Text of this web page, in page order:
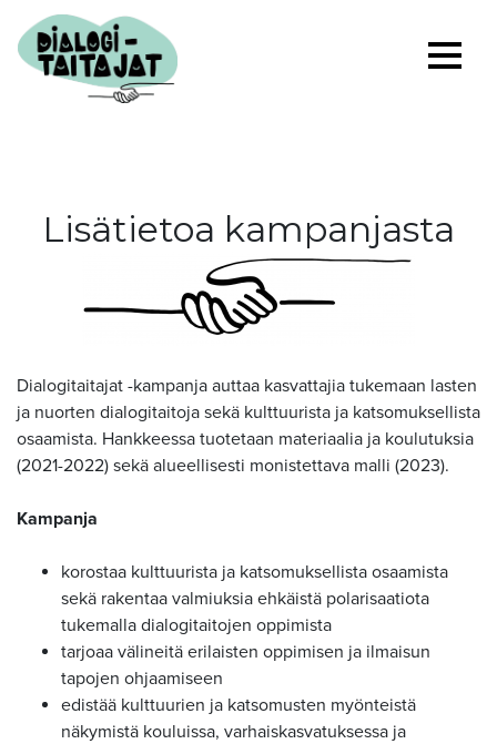
Lisätietoa kampanjasta
Dialogitaitajat -kampanja auttaa kasvattajia tukemaan lasten
ja nuorten dialogitaitoja sekä kulttuurista ja katsomuksellista
osaamista. Hankkeessa tuotetaan materiaalia ja koulutuksia
(2021-2022) sekä alueellisesti monistettava malli (2023).
Kampanja
korostaa kulttuurista ja katsomuksellista osaamista
sekä rakentaa valmiuksia ehkäistä polarisaatiota
tukemalla dialogitaitojen oppimista
tarjoaa välineitä erilaisten oppimisen ja ilmaisun
tapojen ohjaamiseen
edistää kulttuurien ja katsomusten myönteistä
näkymistä kouluissa, varhaiskasvatuksessa ja